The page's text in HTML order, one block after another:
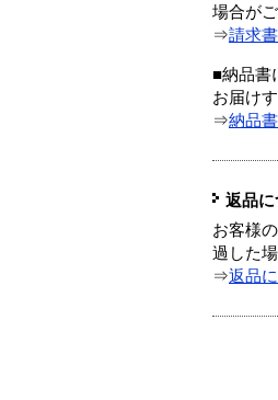
場合が
⇒請求
■納品書
お届け
⇒納品
返品に
お客様
過した
⇒返品